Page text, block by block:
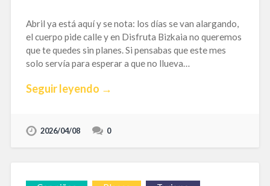
Abril ya está aquí y se nota: los días se van alargando,
el cuerpo pide calle y en Disfruta Bizkaia no queremos
que te quedes sin planes. Si pensabas que este mes
solo servía para esperar a que no llueva…
Seguir leyendo →
2026/04/08 0